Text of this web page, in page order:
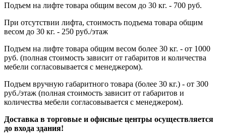
Подъем на лифте товара общим весом до 30 кг. - 700 руб.
При отсутствии лифта, стоимость подъема товара общим
весом до 30 кг. - 250 руб./этаж
Подъем на лифте товара общим весом более 30 кг. - от 1000
руб. (полная стоимость зависит от габаритов и количества
мебели согласовывается с менеджером).
Подъем вручную габаритного товара (более 30 кг.) - от 300
руб./этаж (полная стоимость зависит от габаритов и
количества мебели согласовывается с менеджером).
Доставка в торговые и офисные центры осуществляется
до входа здания!